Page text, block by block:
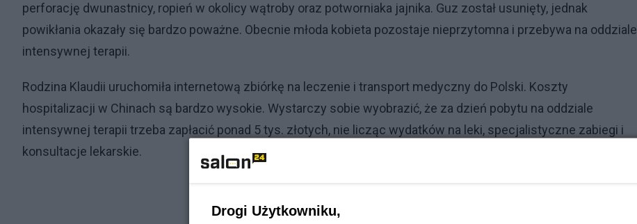
perforację dwunastnicy, ropień w okolicy wątroby oraz potworniaka jajnika. Guz został usunięty, jednak
powikłania okazały się bardzo poważne. Obecnie młoda kobieta pozostaje nieprzytomna i przebywa na oddziale
intensywnej terapii.
Rodzina Klaudii uruchomiła internetową zbiórkę na leczenie i transport medyczny do Polski. Koszty
hospitalizacji w Chinach są bardzo wysokie. Wystarczy sobie wyobrazić, że za dzień pobytu na oddziale
intensywnej terapii trzeba zapłacić ponad 5 tys. złotych, nie licząc wydatków na leki, specjalistyczne zabiegi i
konsultacje lekarskie.
Drogi Użytkowniku,